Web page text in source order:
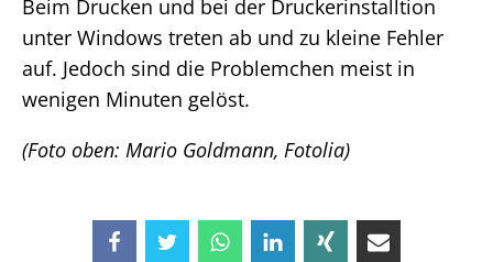
Beim Drucken und bei der Druckerinstalltion
unter Windows treten ab und zu kleine Fehler
auf. Jedoch sind die Problemchen meist in
wenigen Minuten gelöst.
(Foto oben: Mario Goldmann, Fotolia)